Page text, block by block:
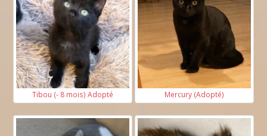
Tibou (- 8 mois) Adopté Mercury (Adopté)